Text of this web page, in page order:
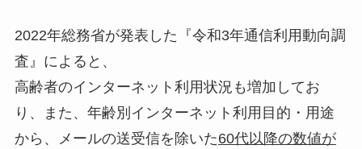
2022年総務省が発表した『令和3年通信利用動向調
査』によると、
高齢者のインターネット利用状況も増加してお
り、また、年齢別インターネット利用目的・用途
から、メールの送受信を除いた60代以降の数値が